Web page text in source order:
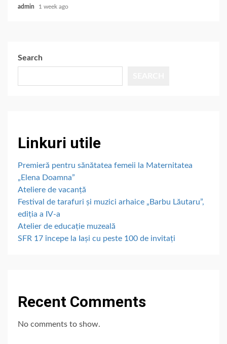
admin 1 week ago
Search
Linkuri utile
Premieră pentru sănătatea femeii la Maternitatea
„Elena Doamna”
Ateliere de vacanță
Festival de tarafuri și muzici arhaice „Barbu Lăutaru”,
ediția a IV-a
Atelier de educație muzeală
SFR 17 începe la Iași cu peste 100 de invitați
Recent Comments
No comments to show.